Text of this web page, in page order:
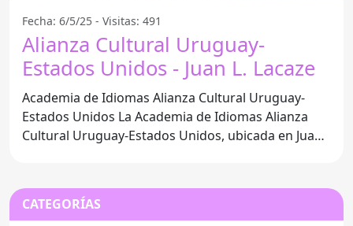
Fecha: 6/5/25 - Visitas: 491
Alianza Cultural Uruguay-
Estados Unidos - Juan L. Lacaze
Academia de Idiomas Alianza Cultural Uruguay-
Estados Unidos La Academia de Idiomas Alianza
Cultural Uruguay-Estados Unidos, ubicada en Juan
CATEGORÍAS